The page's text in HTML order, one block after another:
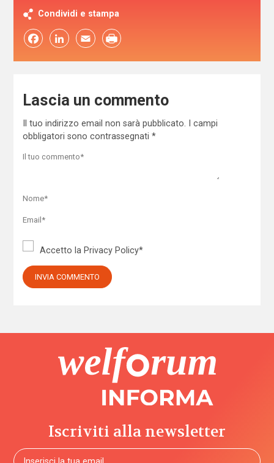
Condividi e stampa
FacebookLinkedIn Email
Lascia un commento
Il tuo indirizzo email non sarà pubblicato.
I campi
obbligatori sono contrassegnati *
Accetto la Privacy Policy*
Iscriviti alla newsletter